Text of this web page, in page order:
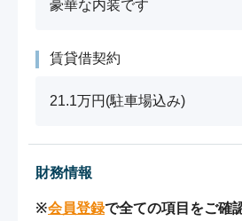
豪華な内装です
賃貸借契約
21.1万円(駐車場込み)
財務情報
※会員登録で全ての項目をご確